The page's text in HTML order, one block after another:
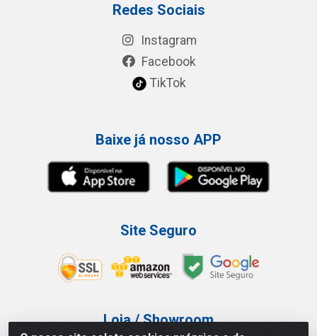
Redes Sociais
Instagram
Facebook
TikTok
Baixe já nosso APP
Site Seguro
Loja / Showroom